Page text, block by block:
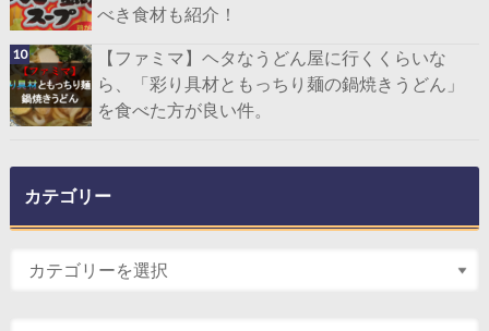
べき食材も紹介！
【ファミマ】ヘタなうどん屋に行くくらいな
ら、「彩り具材ともっちり麺の鍋焼きうどん」
を食べた方が良い件。
カテゴリー